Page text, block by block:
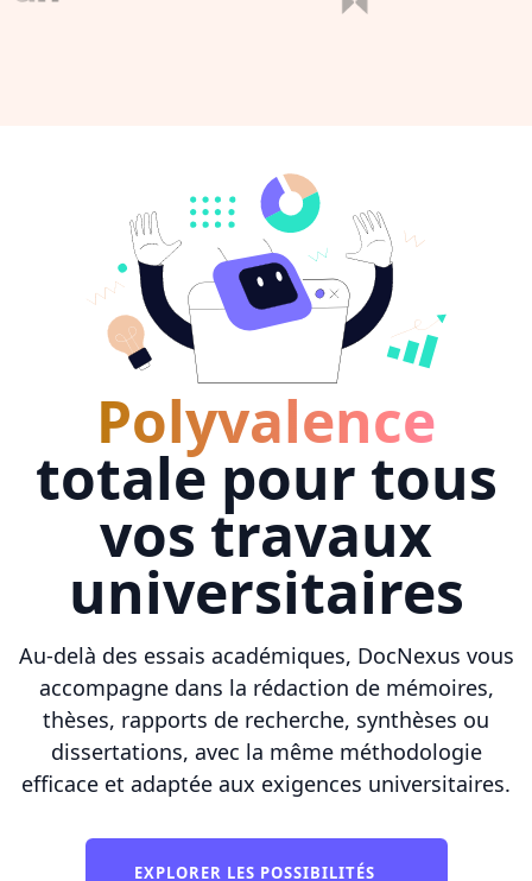
Polyvalence
totale pour tous
vos travaux
universitaires
Au-delà des essais académiques, DocNexus vous
accompagne dans la rédaction de mémoires,
thèses, rapports de recherche, synthèses ou
dissertations, avec la même méthodologie
efficace et adaptée aux exigences universitaires.
EXPLORER LES POSSIBILITÉS